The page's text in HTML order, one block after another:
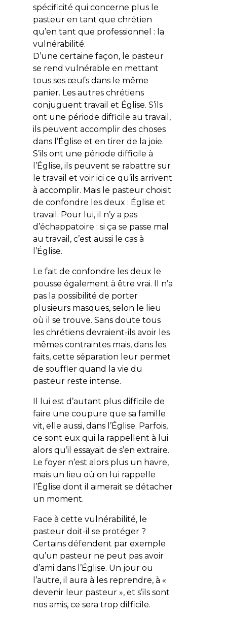
spécificité qui concerne plus le
pasteur en tant que chrétien
qu’en tant que professionnel : la
vulnérabilité.
D’une certaine façon, le pasteur
se rend vulnérable en mettant
tous ses œufs dans le même
panier. Les autres chrétiens
conjuguent travail et Église. S’ils
ont une période difficile au travail,
ils peuvent accomplir des choses
dans l’Église et en tirer de la joie.
S’ils ont une période difficile à
l’Église, ils peuvent se rabattre sur
le travail et voir ici ce qu’ils arrivent
à accomplir. Mais le pasteur choisit
de confondre les deux : Église et
travail. Pour lui, il n’y a pas
d’échappatoire : si ça se passe mal
au travail, c’est aussi le cas à
l’Église.
Le fait de confondre les deux le
pousse également à être vrai. Il n’a
pas la possibilité de porter
plusieurs masques, selon le lieu
où il se trouve. Sans doute tous
les chrétiens devraient-ils avoir les
mêmes contraintes mais, dans les
faits, cette séparation leur permet
de souffler quand la vie du
pasteur reste intense.
Il lui est d’autant plus difficile de
faire une coupure que sa famille
vit, elle aussi, dans l’Église. Parfois,
ce sont eux qui la rappellent à lui
alors qu’il essayait de s’en extraire.
Le foyer n’est alors plus un havre,
mais un lieu où on lui rappelle
l’Église dont il aimerait se détacher
un moment.
Face à cette vulnérabilité, le
pasteur doit-il se protéger ?
Certains défendent par exemple
qu’un pasteur ne peut pas avoir
d’ami dans l’Église. Un jour ou
l’autre, il aura à les reprendre, à «
devenir leur pasteur », et s’ils sont
nos amis, ce sera trop difficile.